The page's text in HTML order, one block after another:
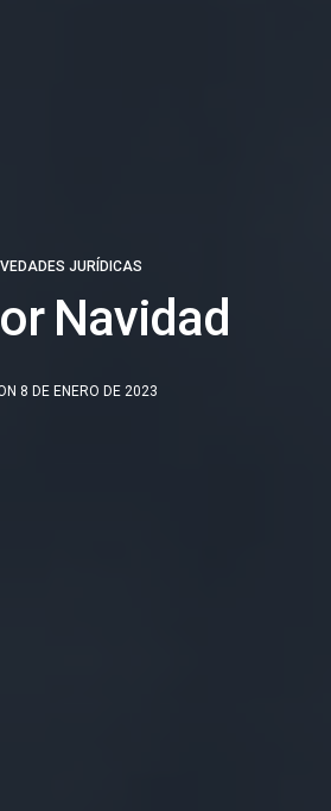
JURÍDICAS
Navidad
8 DE ENERO DE 2023